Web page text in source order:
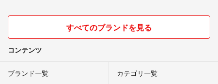
すべてのブランドを見る
コンテンツ
ブランド一覧 カテゴリ一覧